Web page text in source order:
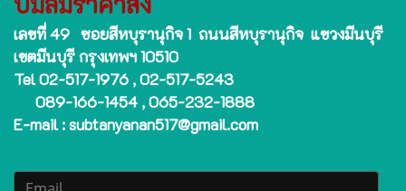
เลขที่ 49 ซอยสีหบุรานุกิจ 1 ถนนสีหบุรานุกิจ แขวงมีนบุรี
เขตมีนบุรี กรุงเทพฯ 10510
Tel 02-517-1976 , 02-517-5243
089-166-1454 , 065-232-1888
E-mail : subtanyanan517@gmail.com